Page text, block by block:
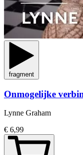
fragment
Onmogelijke
Lynne Graham
€ 6,99